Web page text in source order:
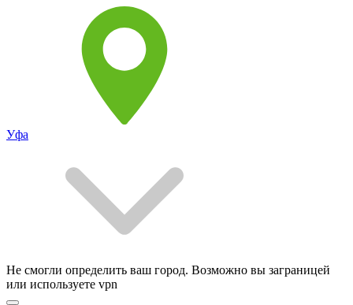
Уфа
Не смогли определить ваш город. Возможно вы заграницей
или используете vpn